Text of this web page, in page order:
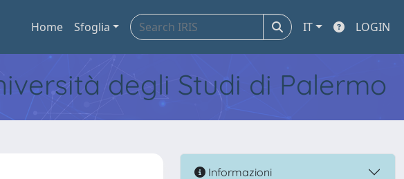
Home Sfoglia IT LOGIN
degli Studi di Palermo
Informazioni